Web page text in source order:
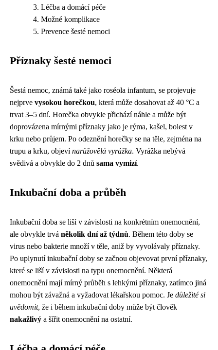
Léčba a domácí péče
Možné komplikace
Prevence šesté nemoci
Příznaky šesté nemoci
Šestá nemoc, známá také jako roséola infantum, se projevuje
nejprve vysokou horečkou, která může dosahovat až 40 °C a
trvat 3–5 dní. Horečka obvykle přichází náhle a může být
doprovázena mírnými příznaky jako je rýma, kašel, bolest v
krku nebo průjem. Po odeznění horečky se na těle, zejména na
trupu a krku, objevínarůžovělá vyrážka. Vyrážka nebývá
svědivá a obvykle do 2 dnů sama vymizí.
Inkubační doba a průběh
Inkubační doba se liší v závislosti na konkrétním onemocnění,
ale obvykle trvá několik dní až týdnů. Během této doby se
virus nebo bakterie množí v těle, aniž by vyvolávaly příznaky.
Po uplynutí inkubační doby se začnou objevovat první příznaky,
které se liší v závislosti na typu onemocnění. Některá
onemocnění mají mírný průběh s lehkými příznaky, zatímco jiná
mohou být závažná a vyžadovat lékařskou pomoc. Je důležité si
uvědomit, že i během inkubační doby může být člověk
nakažlivý a šířit onemocnění na ostatní.